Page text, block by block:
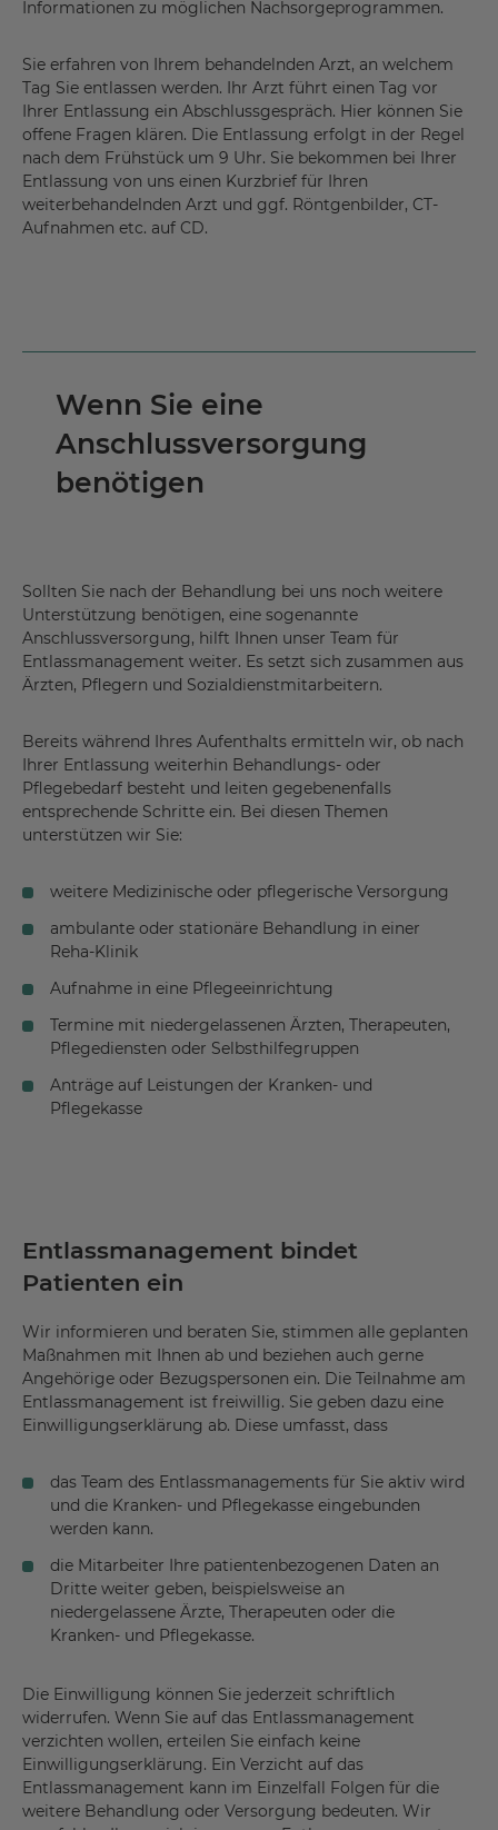
Informationen zu möglichen Nachsorgeprogrammen.
Sie erfahren von Ihrem behandelnden Arzt, an welchem
Tag Sie entlassen werden. Ihr Arzt führt einen Tag vor
Ihrer Entlassung ein Abschlussgespräch. Hier können Sie
offene Fragen klären. Die Entlassung erfolgt in der Regel
nach dem Frühstück um 9 Uhr. Sie bekommen bei Ihrer
Entlassung von uns einen Kurzbrief für Ihren
weiterbehandelnden Arzt und ggf. Röntgenbilder, CT-
Aufnahmen etc. auf CD.
Wenn Sie eine
Anschlussversorgung
benötigen
Sollten Sie nach der Behandlung bei uns noch weitere
Unterstützung benötigen, eine sogenannte
Anschlussversorgung, hilft Ihnen unser Team für
Entlassmanagement weiter. Es setzt sich zusammen aus
Ärzten, Pflegern und Sozialdienstmitarbeitern.
Bereits während Ihres Aufenthalts ermitteln wir, ob nach
Ihrer Entlassung weiterhin Behandlungs- oder
Pflegebedarf besteht und leiten gegebenenfalls
entsprechende Schritte ein. Bei diesen Themen
unterstützen wir Sie:
weitere Medizinische oder pflegerische Versorgung
ambulante oder stationäre Behandlung in einer
Reha-Klinik
Aufnahme in eine Pflegeeinrichtung
Termine mit niedergelassenen Ärzten, Therapeuten,
Pflegediensten oder Selbsthilfegruppen
Anträge auf Leistungen der Kranken- und
Pflegekasse
Entlassmanagement bindet
Patienten ein
Wir informieren und beraten Sie, stimmen alle geplanten
Maßnahmen mit Ihnen ab und beziehen auch gerne
Angehörige oder Bezugspersonen ein. Die Teilnahme am
Entlassmanagement ist freiwillig. Sie geben dazu eine
Einwilligungserklärung ab. Diese umfasst, dass
das Team des Entlassmanagements für Sie aktiv wird
und die Kranken- und Pflegekasse eingebunden
werden kann.
die Mitarbeiter Ihre patientenbezogenen Daten an
Dritte weiter geben, beispielsweise an
niedergelassene Ärzte, Therapeuten oder die
Kranken- und Pflegekasse.
Die Einwilligung können Sie jederzeit schriftlich
widerrufen. Wenn Sie auf das Entlassmanagement
verzichten wollen, erteilen Sie einfach keine
Einwilligungserklärung. Ein Verzicht auf das
Entlassmanagement kann im Einzelfall Folgen für die
weitere Behandlung oder Versorgung bedeuten. Wir